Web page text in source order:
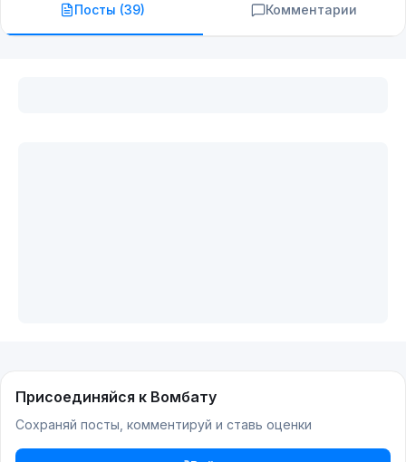
Посты (39) Комментарии
Присоединяйся к Вомбату
Сохраняй посты, комментируй и ставь оценки